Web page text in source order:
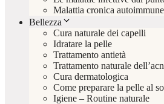
Malattia cronica
Bellezza
Cura naturale dei capelli
Idratare la pelle
Trattamento antietà
Trattamento naturale
Cura dermatologica
Come preparare la pelle al
Igiene – Routine naturale